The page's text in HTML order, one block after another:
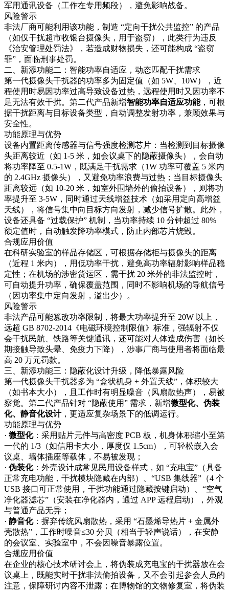
军用通讯设备（工作在专用频段），避免影响战备。​
风险警示​
非法厂商可能利用该功能，制造 “定向干扰公共监控” 的产品
（如仅干扰超市收银台摄像头，用于盗窃），此类行为违反
《治安管理处罚法》，若造成财物损失，还可能构成 “盗窃
罪”，面临刑事处罚。​
二、新添功能二：智能功率自适应，动态匹配干扰需求​
第一代摄像头干扰器的功率多为固定值（如 5W、10W），近
程使用时易因功率过高导致设备过热，远程使用时又因功率不
足无法有效干扰。第二代产品新增智能功率自适应功能，可根
据干扰距离与目标设备类型，自动调整发射功率，兼顾效果与
安全性。​
功能原理与优势​
设备内置距离传感器与信号强度检测芯片：当检测到目标摄像
头距离较近（如 1-5 米，如会议桌下的隐蔽摄像头），会自动
将功率降至 0.5-1W，既满足干扰需求（1W 功率可覆盖 5 米内
的 2.4GHz 摄像头），又避免功率浪费与过热；当目标摄像头
距离较远（如 10-20 米，如室外围墙外的偷拍设备），则将功
率提升至 3-5W，同时通过天线增益技术（如采用定向高增益
天线），将信号集中向目标方向发射，减少信号扩散。此外，
设备还具备 “过载保护” 机制，当功率持续 10 分钟超过 80%
额定值时，自动触发降功率模式，防止内部芯片烧毁。​
合规应用价值​
在科研实验室的样品存储区，可根据存储柜与摄像头的距离
（近程 1 米内），用低功率干扰，避免高功率辐射影响样品稳
定性；在机场的涉密货运区，需干扰 20 米外的非法监控时，
可自动提升功率，确保覆盖范围，同时不影响机场的导航信号
（因功率集中定向发射，溢出少）。​
风险警示​
非法产品可能篡改功率限制，将最大功率提升至 20W 以上，
远超 GB 8702-2014《电磁环境控制限值》标准，强辐射不仅
会干扰民航、铁路等关键通讯，还可能对人体造成伤害（如长
期接触导致头晕、免疫力下降），涉事厂商与使用者将面临最
高 20 万元罚款。​
三、新添功能三：隐蔽化设计升级，降低暴露风险​
第一代摄像头干扰器多为 “盒状机身 + 外置天线”，体积较大
（如书本大小），且工作时有明显噪音（风扇散热声），易被
察觉。第二代产品针对 “隐蔽使用” 需求，新增微型化、伪装
化、静音化设计，更适应复杂场景下的低调运行。​
功能原理与优势​
· 微型化：采用贴片元件与高密度 PCB 板，机身体积缩小至第
一代的 1/3（如信用卡大小，厚度仅 1.5cm），可轻松嵌入会
议桌、墙体插座等载体，不易被发现；​
· 伪装化：外壳设计成常见民用设备样式，如 “充电宝”（具备
正常充电功能，干扰模块隐藏在内部）、“USB 集线器”（4 个
USB 接口可正常使用，干扰功能通过隐藏按键启动）、“空气
净化器滤芯”（安装在净化器内，通过 APP 远程启动），外观
与普通产品无异；​
· 静音化：摒弃传统风扇散热，采用 “石墨烯导热片 + 金属外
壳散热”，工作时噪音≤30 分贝（相当于轻声说话），在安静
的会议室、实验室中，不会因噪音暴露位置。​
合规应用价值​
在企业的核心技术研讨会上，将伪装成充电宝的干扰器放在会
议桌上，既能实时干扰非法偷拍设备，又不会引起参会人员的
注意，保障研讨内容不泄露；在博物馆的文物修复室，将伪装